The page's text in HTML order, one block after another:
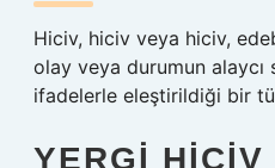
Hiciv, hiciv veya hiciv,
olay veya durumun alaycı
ifadelerle eleştirildiği bir
YERGI HICIV